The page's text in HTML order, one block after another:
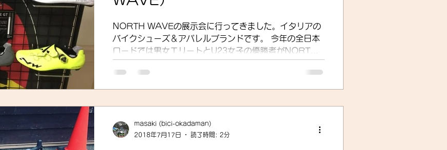
NORTH WAVEの展示会に行ってきました。イタリアの
バイクシューズ＆アパレルブランドです。 今年の全日本
ロードでは男女エリートとU23女子の優勝者がNORTH
目を凝らして確認しているんですよ（笑。...
masaki (bici-okadaman)
2018年7月17日
読了時間: 2分